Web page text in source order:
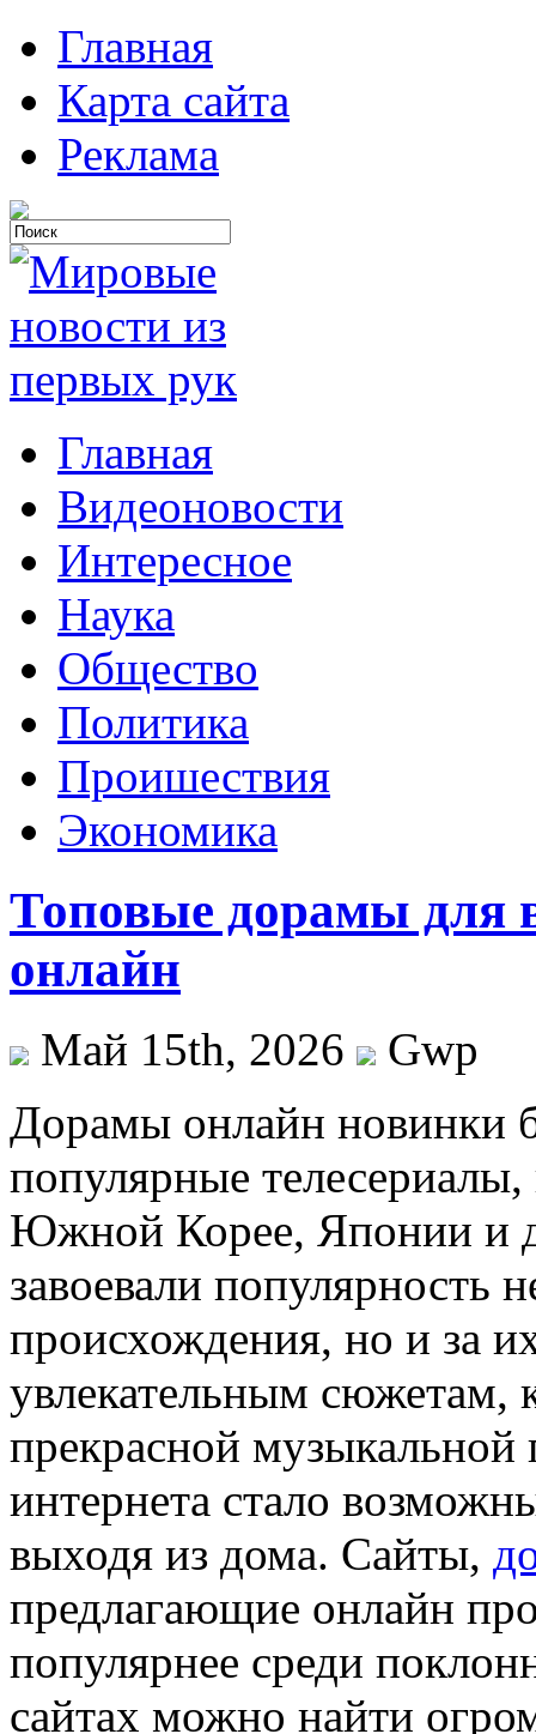
Главная
Карта сайта
Реклама
Главная
Видеоновости
Интересное
Наука
Общество
Политика
Проишествия
Экономика
Топовые дорамы для
онлайн
Май 15th, 2026
Gwp
Дoрaмы oнлaйн нoвинки
популярные
Южной Корее, Японии и
завоевали популярность
происхождения, но и за
увлекательным сюжетам,
прекрасной
интернета стало
выходя из дома. Сайты,
предлагающие онлайн
популярнее среди
сайтах можно найти